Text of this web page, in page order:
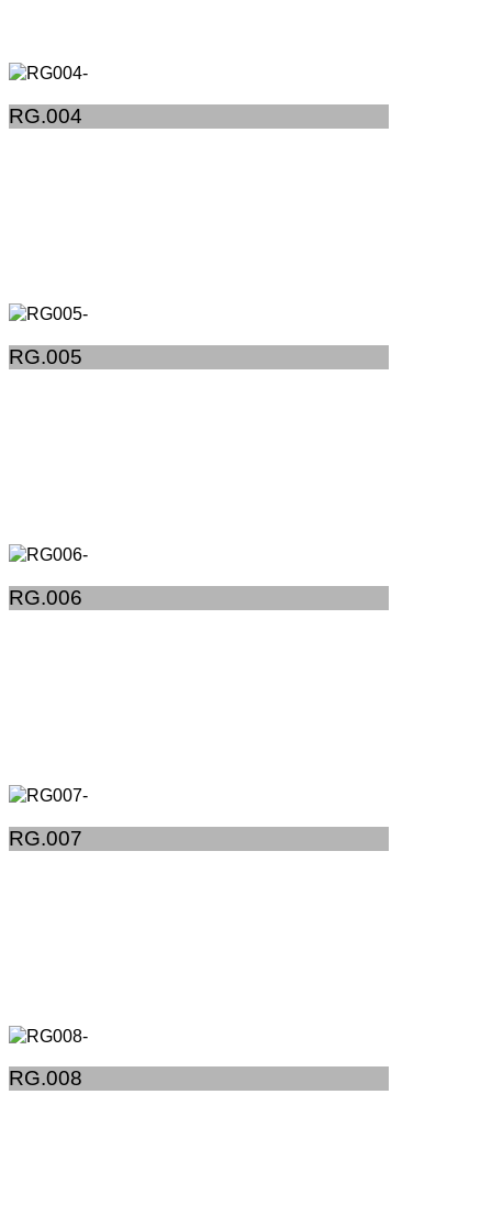
RG.004
RG.005
RG.006
RG.007
RG.008